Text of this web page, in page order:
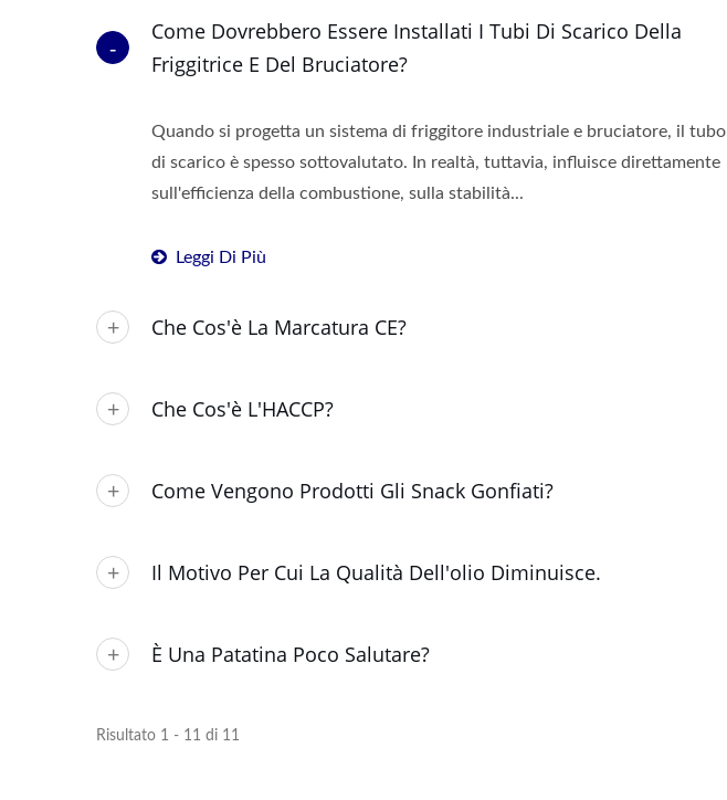
Come Dovrebbero Essere Installati I Tubi Di Scarico Della
Friggitrice E Del Bruciatore?
Quando si progetta un sistema di friggitore industriale e bruciatore, il tubo
di scarico è spesso sottovalutato. In realtà, tuttavia, influisce direttamente
sull'efficienza della combustione, sulla stabilità...
Leggi Di Più
Che Cos'è La Marcatura CE?
Che Cos'è L'HACCP?
Come Vengono Prodotti Gli Snack Gonfiati?
Il Motivo Per Cui La Qualità Dell'olio Diminuisce.
È Una Patatina Poco Salutare?
Risultato 1 - 11 di 11